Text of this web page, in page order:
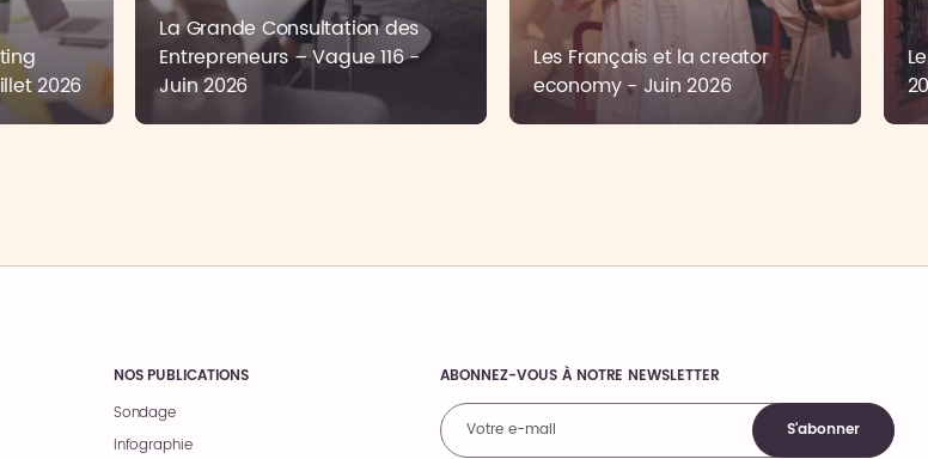
2026
La Grande Consultation des
Entrepreneurs – Vague 116 -
Juin 2026
Les Français et la creator
economy - Juin 2026
NOS PUBLICATIONS
Sondage
Infographie
Comments
ABONNEZ-VOUS À NOTRE NEWSLETTER
S'abonner